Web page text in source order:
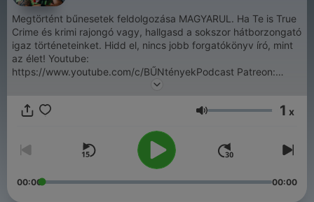
Megtörtént bűnesetek feldolgozása MAGYARUL. Ha Te is True
Crime és krimi rajongó vagy, hallgasd a sokszor hátborzongató
igaz történeteinket. Hidd el, nincs jobb forgatókönyv író, mint
az élet! Youtube:
https://www.youtube.com/c/BŰNtényekPodcast Patreon:
https://www.patreon.com/buntenyek Facebook:
https://www.instagram.com/buntenyekpodcast/ Email:
ระดับเสียง 1 x
00:00 00:00